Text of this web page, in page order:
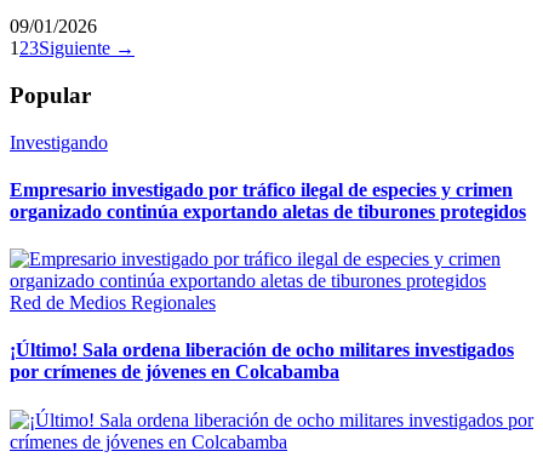
09/01/2026
1 23Siguiente →
Popular
Investigando
Empresario investigado por tráfico ilegal de especies y crimen
organizado continúa exportando aletas de tiburones protegidos
Red de Medios Regionales
¡Último! Sala ordena liberación de ocho militares investigados
por crímenes de jóvenes en Colcabamba